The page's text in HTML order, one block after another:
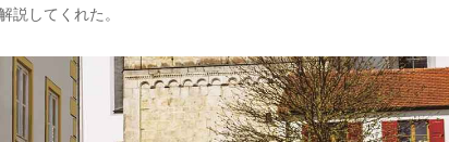
説してくれた。